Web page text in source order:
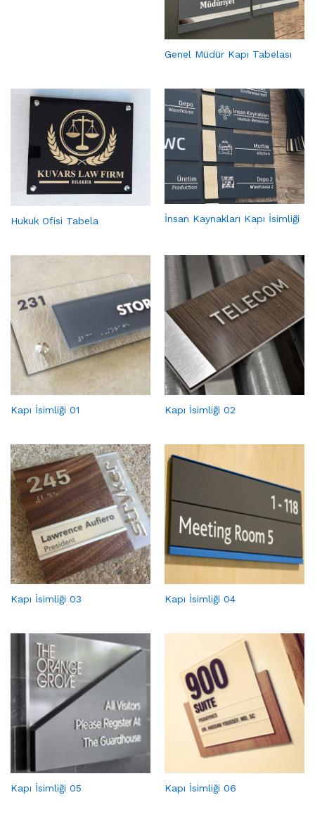
Genel Müdür Kapı Tabelası
Hukuk Ofisi Tabela İnsan Kaynakları Kapı İsimliği
Kapı İsimliği 01 Kapı İsimliği 02
Kapı İsimliği 03 Kapı İsimliği 04
Kapı İsimliği 05 Kapı İsimliği 06